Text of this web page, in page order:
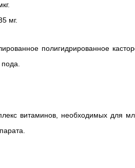
мг.
полигидрированное
витаминов, необходимых для